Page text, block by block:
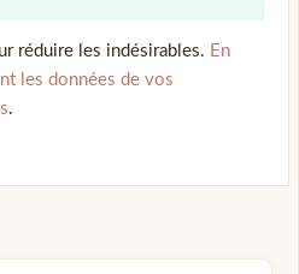
réduire les indésirables. En
les données de vos
.